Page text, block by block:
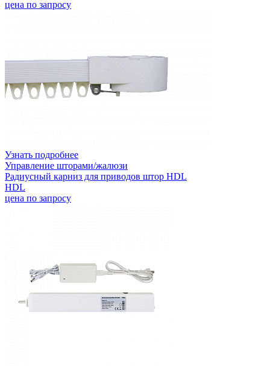
цена по запросу
Узнать подробнее
Управление шторами/жалюзи
Радиусный карниз для приводов штор HDL
HDL
цена по запросу